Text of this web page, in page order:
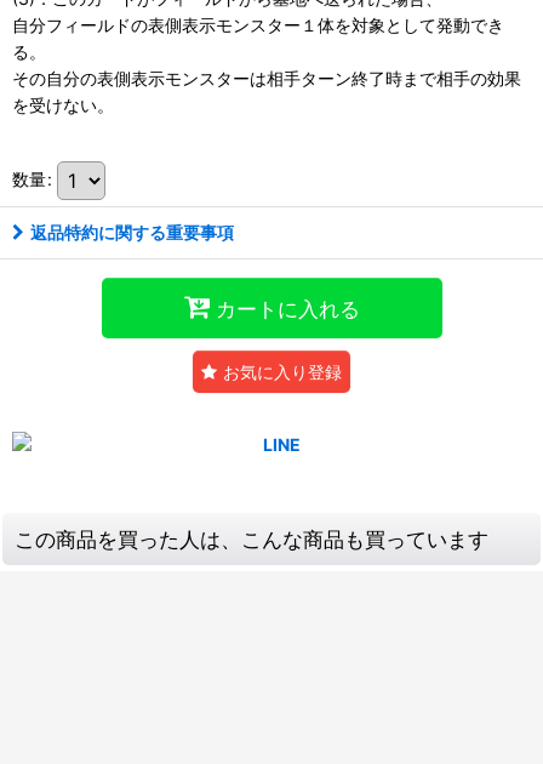
自分フィールドの表側表示モンスター１体を対象として発動でき
る。
その自分の表側表示モンスターは相手ターン終了時まで相手の効果
を受けない。
数量:
返品特約に関する重要事項
カートに入れる
お気に入り登録
この商品を買った人は、こんな商品も買っています